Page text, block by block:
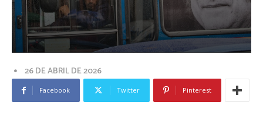
26 DE ABRIL DE 2026
Facebook Twitter Pinterest